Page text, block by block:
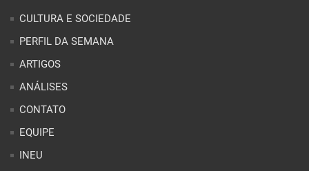
CULTURA E SOCIEDADE
PERFIL DA SEMANA
ARTIGOS
ANÁLISES
CONTATO
EQUIPE
INEU